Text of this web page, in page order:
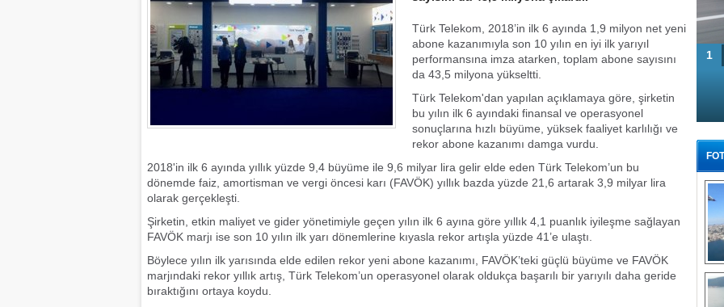
Türk Telekom, 2018’in ilk 6 ayında 1,9 milyon net yeni
abone kazanımıyla son 10 yılın en iyi ilk yarıyıl
performansına imza atarken, toplam abone sayısını
da 43,5 milyona yükseltti.
Türk Telekom'dan yapılan açıklamaya göre, şirketin
bu yılın ilk 6 ayındaki finansal ve operasyonel
sonuçlarına hızlı büyüme, yüksek faaliyet karlılığı ve
rekor abone kazanımı damga vurdu.
2018'in ilk 6 ayında yıllık yüzde 9,4 büyüme ile 9,6 milyar lira gelir elde eden Türk Telekom’un bu
dönemde faiz, amortisman ve vergi öncesi karı (FAVÖK) yıllık bazda yüzde 21,6 artarak 3,9 milyar lira
olarak gerçekleşti.
Şirketin, etkin maliyet ve gider yönetimiyle geçen yılın ilk 6 ayına göre yıllık 4,1 puanlık iyileşme sağlayan
FAVÖK marjı ise son 10 yılın ilk yarı dönemlerine kıyasla rekor artışla yüzde 41’e ulaştı.
Böylece yılın ilk yarısında elde edilen rekor yeni abone kazanımı, FAVÖK’teki güçlü büyüme ve FAVÖK
marjındaki rekor yıllık artış, Türk Telekom’un operasyonel olarak oldukça başarılı bir yarıyılı daha geride
bıraktığını ortaya koydu.
1